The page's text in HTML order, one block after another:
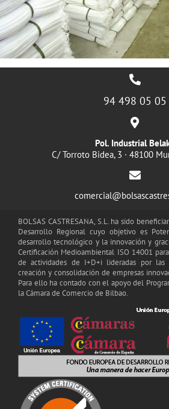
94 498 05 05
Pol. Industrial
C/ Torroto Bidea, 3 · 48100
BOLSAS CASTRESANA, S.L. ha sido
Desarrollo Regional cuyo objetivo es
desarrollo tecnológico y la innovación y
Certificación Medioambiental ISO 14001
de actividades de I+D+i lideradas por
creación y consolidación de empresas
Para ello ha contado con el apoyo del
la Cámara de Comercio de Bilbao.